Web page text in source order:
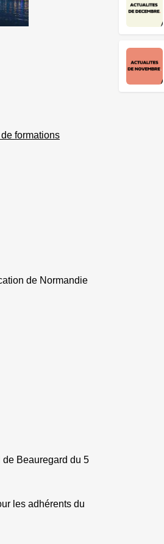
formations
de Normandie
de Beauregard du 5
les adhérents du